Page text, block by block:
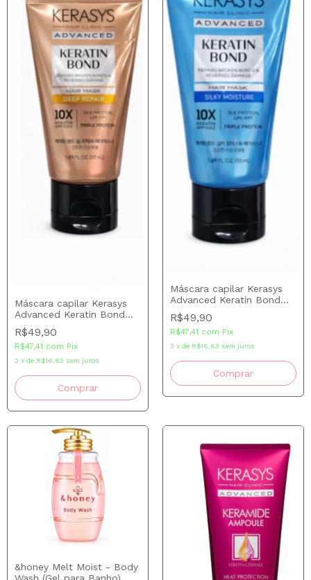
Máscara capilar Kerasys
Advanced Keratin Bond
Deep Repair 50 ml
R$49,90
R$47,41 com Pix
3 x de R$16,63 sem juros
Máscara capilar Kerasys
Advanced Keratin Bond
Silk Moisture 50 ml
R$49,90
R$47,41 com Pix
3 x de R$16,63 sem juros
&honey Melt Moist - Body
Wash (Gel para Banho)